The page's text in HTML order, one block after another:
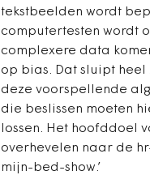
tekstbeelden wordt
computertesten wordt
complexere data
op bias. Dat sluipt
deze voorspellende
die beslissen moeten
lossen. Het hoofddoel
overhevelen naar de
mijn-bed-show.’